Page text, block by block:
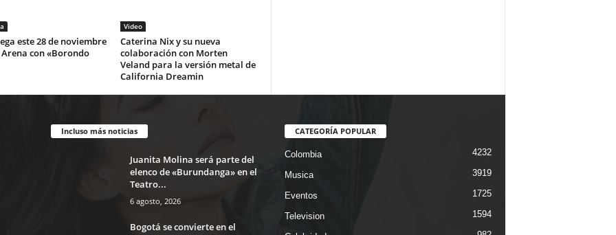
este 28 de noviembre
con «Borondo
Video
Caterina Nix y su nueva
colaboración con Morten
Veland para la versión metal de
California Dreamin
Incluso más noticias
Juanita Molina será parte del
elenco de «Burundanga» en el
Teatro...
6 agosto, 2026
Bogotá se convierte en el
CATEGORÍA POPULAR
Colombia 4232
Musica 3919
Eventos 1725
Television 1594